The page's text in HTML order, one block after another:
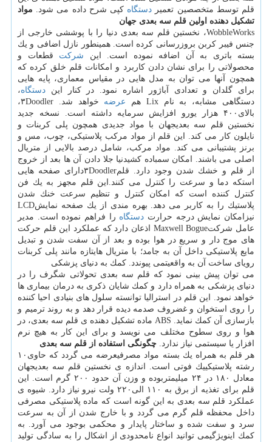
قلم توسط متخصصین تعمیر دستگاه كپی شرح داده می شود. مواد
تشكیل دهنده اولین قلم سه بعدی جهان
WobbleWorks، نخستین قلم سه بعدی دنیا را با پوششی خارجی از
جنس فیبر كربن بروزرسانی كرده است. همینطور نازل اضافی و یك
بسته باتری به آن اضافه نموده است. این شركت قطعات و
محصولاتی را برای نشان دادن كاربرد و امكانات قلم خلق كرده كه
همچون آنها می توان به مدل هایی در مقیاس معماری، پایه هایی
برای گلدان و تعدادی آباژور اشاره نمود. در كنار این دستگاه،
دستگاهی مشابه، به نام Lix هم
عرضه
خواهد شد. ۳Doodler،
بالای۴۰۰ هزار یورو افزایش سرمایه داشته است. نسخه جدید
نخستین قلم سه بعدیجهان با مواد جدیدی همچون پلی كربنات و
نایلون كار می كند. این قلم از مواد مركب پلاستیكی، چوب، مس و
برنز پشتیبانی می كند. مواد مركب، شامل درصد بالایی از متریال
اصلی می باشند. امكان سمباده كشیدنیا جلا دادن آن ها بعد از خروج
از قلم و خشك شدن وجود دارد. قلم۳Doodlerدارای صفحه هایی
استكه دما و سرعت را كنترل می كنند.این قلم مجهز به یك فن
كنترل كننده است كه امكان كنترل و تنظیم سرعت خنك شدن
پلاستیك را به كاربر می دهد. بهره مندی از یك صفحه نمایشLCD
نیزامكان نمایش درجه حرارت دستگاه را فراهم نموده است. مدیر
عامل شركتMaxwell Bogue اذعان دارد كه عملكرد این قلم حركت
های موج دار و سریع در هوا بوده و بعد از آن سفت شدن و تبدیل
مایع پلاستیكی داخل آن به جامد؛ با متریال هایتازه مانند پلی كربنات
رویای ساخت آن به واقعیتمی پیوندد. كمك به دنیای پزشكی
می توان پیش بینی نمود كه قلم سه بعدی تحولاتی شگرف را در
دنیای پزشكی به همراه دارد و كمك شایان ذكری به درمان بیماری ها
خواهد نمود. این قلم در استرالیا توانسته سلول های بنیادی احیا كننده
را روی استخوان و غضروف صدمه دیده قرار دهد و به روند ترمیم و
بازسازی آن كمك نماید. ABS ماده تشكیل دهنده ی قلم سه بعدی، در
هوا و روی سطوح مختلف می نویسد و برای این كار به هیچ نرم
افزار یا سیستمی نیاز ندارد. چگونگی استفاده از قلم سه بعدی
هر قلم به همراه یك بسته مواد مصرفیعرضه می گردد كه حاوی۱۰
رشته پلاستیكییك فوتی است. اندازه ی نخستین قلم سه بعدیجهان
معادل ۱۸۰ در ۲۴ میلیمتربوده و وزن آن حدود ۲۰۰ گرم است. این
قلم برای تغذیه از برق به ۱۱۰ الی۲۲۰ ولت نیرو نیاز دارد. شیوه ی
عملكرد قلم سه بعدی به این گونه است كه ماده پلاستیكی مصرفی
داخل محفظه قلم گرم می گردد و با خارج شدن از آن به سرعت
سرد و سفت شده و ساختار پایدار و محكمی بوجود می آورد. به
كمك اینویژگیمی توانید انواع نامحدودی از اشكال را به سادگی تولید